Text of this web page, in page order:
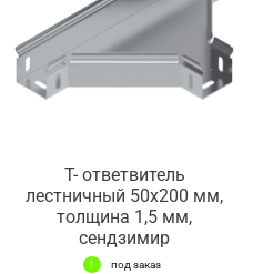
Т- ответвитель
лестничный 50х200 мм,
толщина 1,5 мм,
сендзимир
под заказ